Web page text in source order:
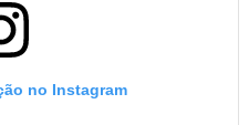
no Instagram